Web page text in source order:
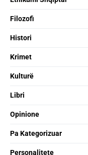
Filozofi
Histori
Krimet
Kulturë
Libri
Opinione
Pa Kategorizuar
Personalitete